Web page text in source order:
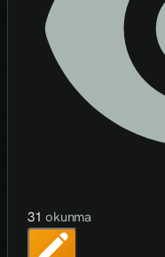
31 okunma